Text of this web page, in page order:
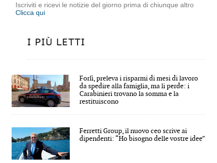
Iscriviti e ricevi le notizie del giorno prima di chiunque altro
Clicca qui
I PIÙ LETTI
Forlì, preleva i risparmi di mesi di lavoro
da spedire alla famiglia, ma li perde: i
Carabinieri trovano la somma e la
restituiscono
Ferretti Group, il nuovo ceo scrive ai
dipendenti: “Ho bisogno delle vostre idee”